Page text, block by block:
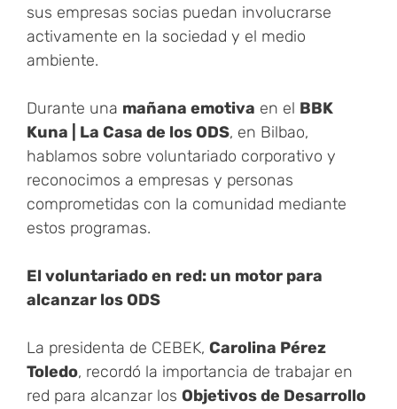
sus empresas socias puedan involucrarse
activamente en la sociedad y el medio
ambiente.
Durante una mañana emotiva en el BBK
Kuna | La Casa de los ODS, en Bilbao,
hablamos sobre voluntariado corporativo y
reconocimos a empresas y personas
comprometidas con la comunidad mediante
estos programas.
El voluntariado en red: un motor para
alcanzar los ODS
La presidenta de CEBEK, Carolina Pérez
Toledo, recordó la importancia de trabajar en
red para alcanzar los Objetivos de Desarrollo